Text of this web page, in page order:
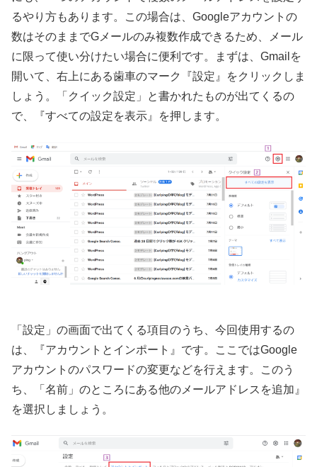
るやり方もあります。この場合は、Googleアカウントの
数はそのままでGメールのみ複数作成できるため、メール
に限って使い分けたい場合に便利です。まずは、Gmailを
開いて、右上にある歯車のマーク『設定』をクリックしま
しょう。「クイック設定」と書かれたものが出てくるの
で、『すべての設定を表示』を押します。
「設定」の画面で出てくる項目のうち、今回使用するの
は、『アカウントとインポート』です。ここではGoogle
アカウントのパスワードの変更などを行えます。このう
ち、「名前」のところにある他のメールアドレスを追加』
を選択しましょう。